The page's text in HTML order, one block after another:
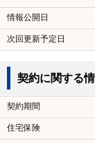
情報公開日
次回更新予定日
契約に関する
契約期間
住宅保険